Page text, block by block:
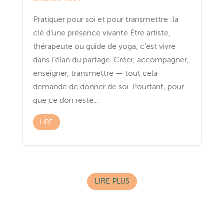
Pratiquer pour soi et pour transmettre :la
clé d’une présence vivante Être artiste,
thérapeute ou guide de yoga, c’est vivre
dans l’élan du partage. Créer, accompagner,
enseigner, transmettre — tout cela
demande de donner de soi. Pourtant, pour
que ce don reste...
LIRE
LIRE PLUS